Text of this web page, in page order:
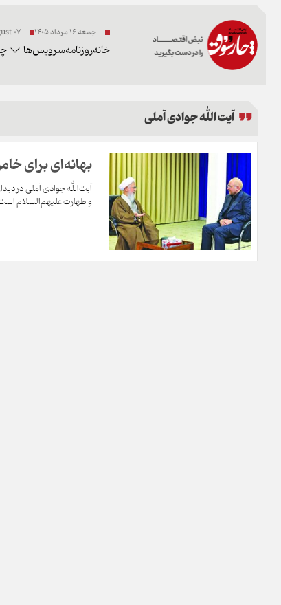
جمعه ۱۶ مرداد ۱۴۰۵ 07 2026August
خانهروزنامهسرویس‌ها
آیت الله جوادی آملی
بهانه‌ای برای
آیت‌الله جوادی آملی در
و طهارت علیهم‌السلام